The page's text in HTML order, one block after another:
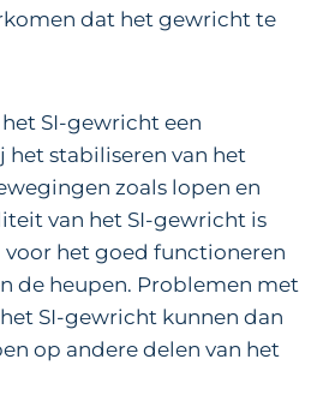
dat het gewricht te
SI-gewricht een
stabiliseren van het
zoals lopen en
van het SI-gewricht is
het goed functioneren
de heupen. Problemen met
SI-gewricht kunnen dan
op andere delen van het